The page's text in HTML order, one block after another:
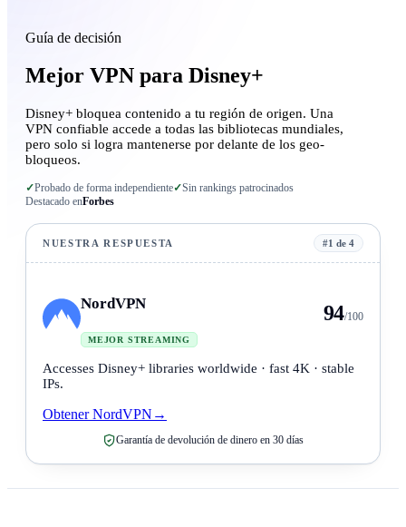
Guía de decisión
Mejor VPN para Disney+
Disney+ bloquea contenido a tu región de origen. Una
VPN confiable accede a todas las bibliotecas mundiales,
pero solo si logra mantenerse por delante de los geo-
bloqueos.
✓Probado de forma independiente✓Sin rankings patrocinados
Destacado enForbes
NUESTRA RESPUESTA #1 de 4
NordVPN
MEJOR STREAMING
94/100
Accesses Disney+ libraries worldwide · fast 4K · stable
IPs.
Obtener NordVPN →
Garantía de devolución de dinero en 30 días